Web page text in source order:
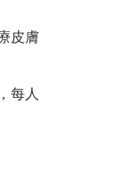
皮膚
每人